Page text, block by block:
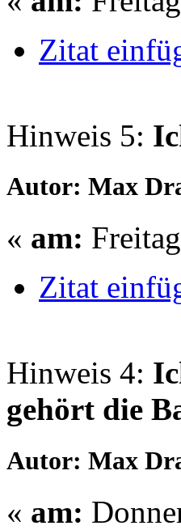
Zitat
Hinweis 5:
Autor: Max
« am:
Zitat
Hinweis 4:
gehört die
Autor: Max
« am: